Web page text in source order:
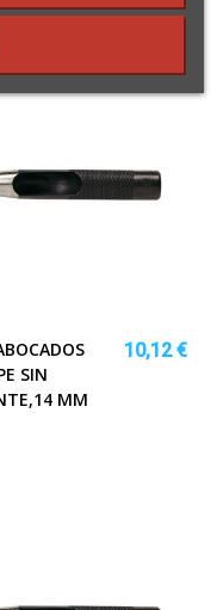
SIN
MM
10,12 €